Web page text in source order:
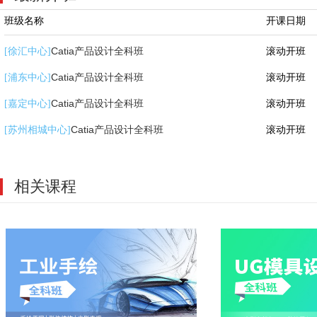
班级名称 开课日期
[徐汇中心]Catia产品设计全科班 滚动开班
[浦东中心]Catia产品设计全科班 滚动开班
[嘉定中心]Catia产品设计全科班 滚动开班
[苏州相城中心]Catia产品设计全科班 滚动开班
相关课程